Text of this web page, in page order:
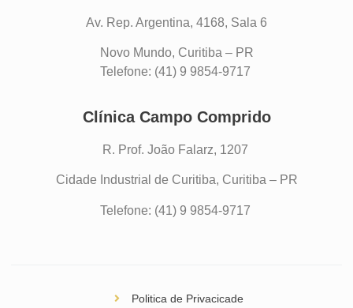
Av. Rep. Argentina, 4168, Sala 6
Novo Mundo, Curitiba – PR
Telefone: (41) 9 9854-9717
Clínica Campo Comprido
R. Prof. João Falarz, 1207
Cidade Industrial de Curitiba, Curitiba – PR
Telefone: (41) 9 9854-9717
Politica de Privacicade